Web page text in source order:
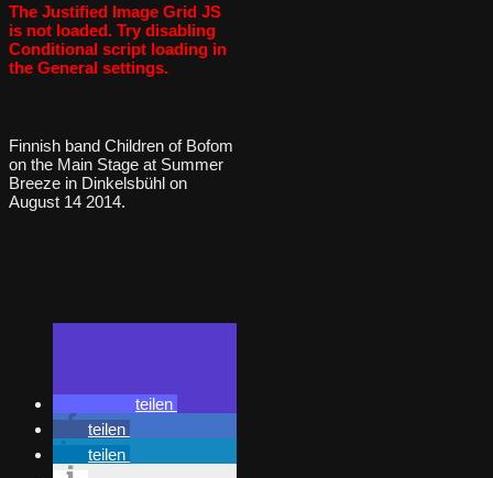
The Justified Image Grid JS
is not loaded. Try disabling
Conditional script loading in
the General settings.
Finnish band Children of Bofom
on the Main Stage at Summer
Breeze in Dinkelsbühl on
August 14 2014.
teilen
teilen
teilen